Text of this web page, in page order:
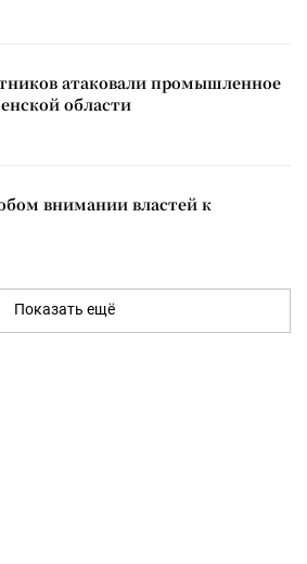
атаковали промышленное
области
внимании властей к
Показать ещё